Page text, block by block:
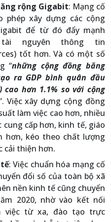
rộng Gigabit: Mạng cố
xây dựng các cộng
để từ đó đẩy mạnh
nguyên thông tin
tốt hơn. Và có một số
“những cộng đồng băng
ra GDP bình quân đầu
cao hơn 1.1% so với cộng
Việc xây dựng cộng đồng
làm việc cao hơn, nhiều
cấp hơn, kinh tế, giáo
hơn, kéo theo chất lượng
cải thiện hơn.
: Việc chuẩn hóa mạng cố
đổi số của toàn bộ xã
nền kinh tế cũng chuyển
2020, nhờ vào kết nối
việc từ xa, đào tạo trực